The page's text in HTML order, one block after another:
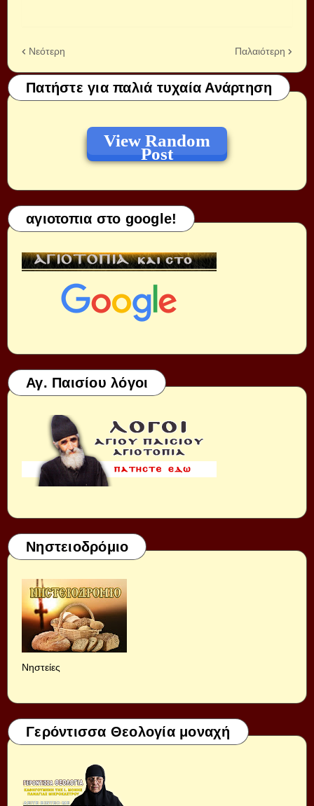
Νεότερη Παλαιότερη
Πατήστε για παλιά τυχαία Ανάρτηση
View Random
Post
αγιοτοπια στο google!
Αγ. Παισίου λόγοι
Νηστειοδρόμιο
Νηστείες
Γερόντισσα Θεολογία μοναχή